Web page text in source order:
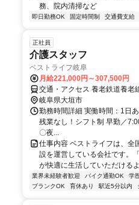
務、院内清掃など
即日勤務OK 固定時間制 交通費支給
正社員
介護スタッフ
ベストライフ岐阜
月給221,000円～307,500円
交通・アクセス 養老鉄道養老
岐阜県大垣市
勤務時間詳細 実働時間：1日
残業なし！シフト制 早勤／
〇夜...
仕事内容 ベストライフは、全
設を運営している会社です。
が快適に生活していただける
業界未経験者歓迎 バイク通勤OK 学
ブランクOK
育休あり 駅近5分以内